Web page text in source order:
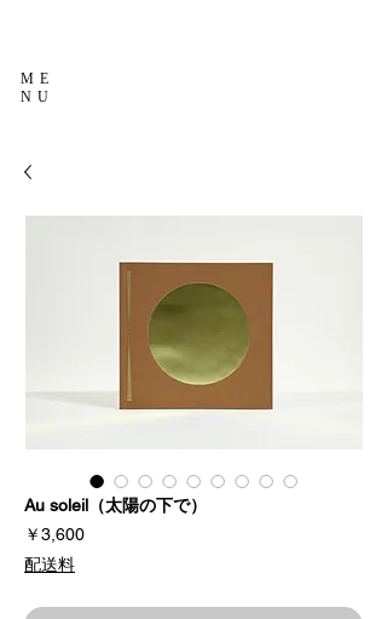
ME
NU
Au soleil（太陽の下で）
￥3,600価
配送料